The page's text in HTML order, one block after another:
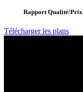
Rapport Qualité/Prix
Télécharger les plans